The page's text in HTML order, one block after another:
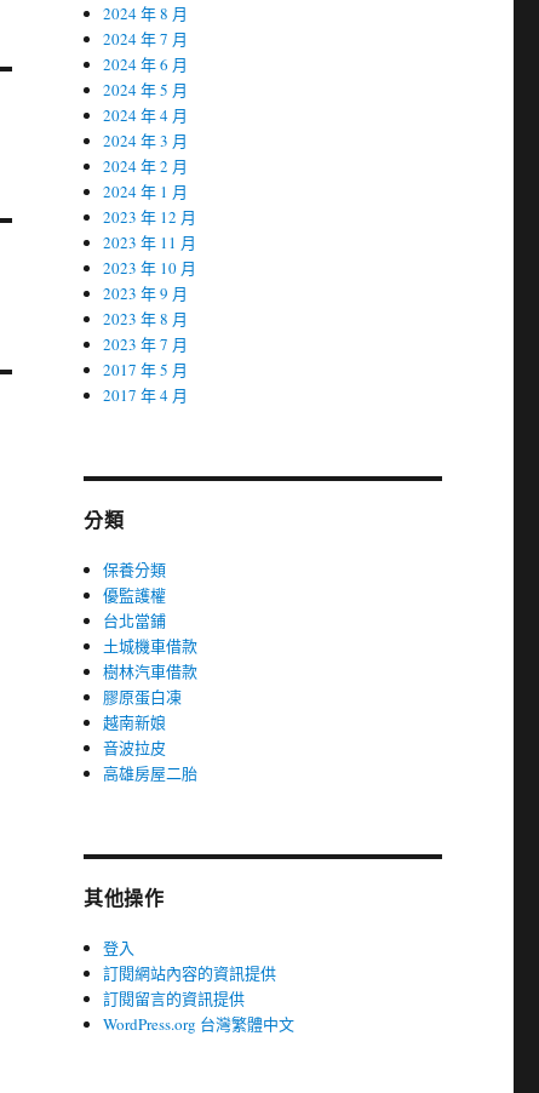
2024 年 8 月
2024 年 7 月
2024 年 6 月
2024 年 5 月
2024 年 4 月
2024 年 3 月
2024 年 2 月
2024 年 1 月
2023 年 12 月
2023 年 11 月
2023 年 10 月
2023 年 9 月
2023 年 8 月
2023 年 7 月
2017 年 5 月
2017 年 4 月
分類
保養分類
優監護權
台北當鋪
土城機車借款
樹林汽車借款
膠原蛋白凍
越南新娘
音波拉皮
高雄房屋二胎
其他操作
登入
訂閱網站內容的資訊提供
訂閱留言的資訊提供
WordPress.org 台灣繁體中文